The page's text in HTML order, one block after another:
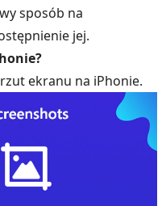
sposób na
jej.
ekranu na iPhonie.